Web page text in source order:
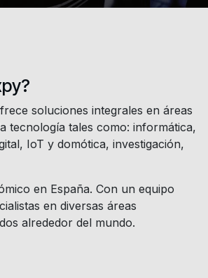
soluciones integrales en áreas
tecnología tales como: informática,
IoT y domótica, investigación,
en España. Con un equipo
en diversas áreas
alrededor del mundo.